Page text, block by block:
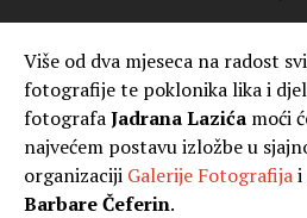
Više od dva mjeseca na radost
fotografije te poklonika lika i
fotografaJadrana Lazića moći
najvećem postavu izložbe u
organizaciji Galerije Fotografijai
Barbare Čeferin.